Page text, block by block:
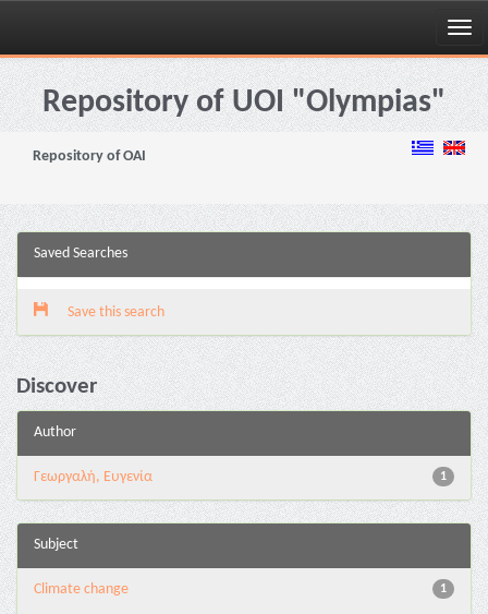
Skip
navigationRepository of UOI "Olympias"
Repository of OAI
Saved Searches
Save this search
Discover
Author
1
Γεωργαλή, Ευγενία
Subject
1
Climate change